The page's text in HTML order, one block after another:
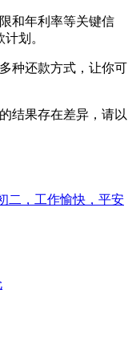
和年利率等关键信
划。
种还款方式，让你可
结果存在差异，请以
二，工作愉快，平安